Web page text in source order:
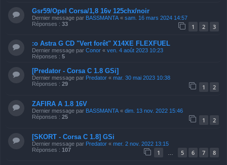
Gsr59/Opel Corsa/1,8 16v 125chx/noir
Dernier message par BASSMANTA « sam. 16 mars 2024 14:57
Réponses : 33 1 2 3
:o Astra G CD "Vert forêt" X14XE FLEXFUEL
Dernier message par Conor « ven. 4 août 2023 10:23
Réponses : 5
[Predator - Corsa C 1.8 GSi]
Dernier message par Predator « mar. 30 mai 2023 10:38
Réponses : 29 1 2
ZAFIRA A 1.8 16V
Dernier message par BASSMANTA « dim. 13 nov. 2022 15:46
Réponses : 25 1 2
[SKORT - Corsa C 1.8] GSi
Dernier message par Predator « mer. 2 nov. 2022 13:15
Réponses : 107 1 5 6 7 8